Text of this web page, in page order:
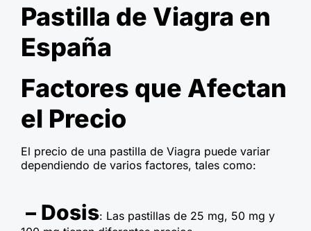
Pastilla de Viagra en
España
Factores que Afectan
el Precio
El precio de una pastilla de Viagra puede variar
dependiendo de varios factores, tales como:
– Dosis: Las pastillas de 25 mg, 50 mg y